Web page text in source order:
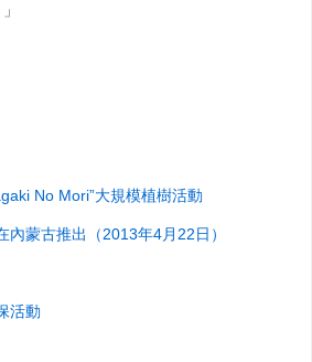
No Mori”大規模植樹活動
內蒙古推出（2013年4月22日）
活動